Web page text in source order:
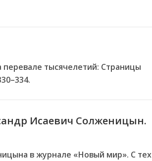
тысячелетий: Страницы
Исаевич Солженицын.
в журнале «Новый мир». С тех